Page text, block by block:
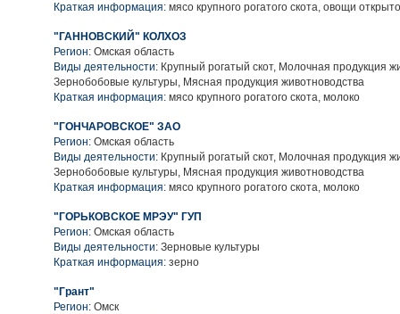
Краткая информация: мясо крупного рогатого скота, овощи
"ГАННОВСКИЙ" КОЛХОЗ
Регион: Омская область
Виды деятельности: Крупный рогатый скот, Молочная продукция
Зернобобовые культуры, Мясная продукция животноводства
Краткая информация: мясо крупного рогатого скота, молоко
"ГОНЧАРОВСКОЕ" ЗАО
Регион: Омская область
Виды деятельности: Крупный рогатый скот, Молочная продукция
Зернобобовые культуры, Мясная продукция животноводства
Краткая информация: мясо крупного рогатого скота, молоко
"ГОРЬКОВСКОЕ МРЭУ" ГУП
Регион: Омская область
Виды деятельности: Зерновые культуры
Краткая информация: зерно
"Грант"
Регион: Омск